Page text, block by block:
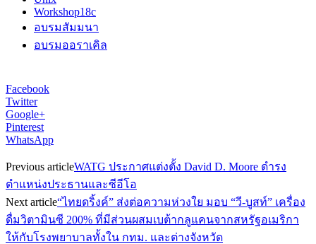
Workshop18c
อบรมสัมมนา
อบรมออราเคิล
Facebook
Twitter
Google+
Pinterest
WhatsApp
Previous articleWATG ประกาศแต่งตั้ง David D. Moore ดำรง
ตำแหน่งประธานและซีอีโอ
Next article“ไทยดริ้งค์” ส่งต่อความห่วงใย มอบ “วี-บูสท์” เครื่อง
ดื่มวิตามินซี 200% ที่มีส่วนผสมเบต้ากลูแคนจากสหรัฐอเมริกา
ให้กับโรงพยาบาลทั้งใน กทม. และต่างจังหวัด